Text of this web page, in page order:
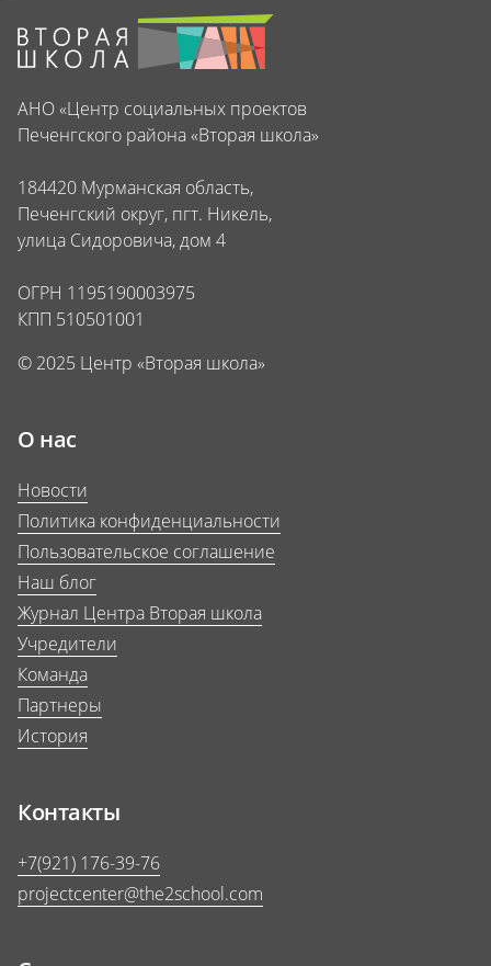
АНО «Центр социальных проектов
Печенгского района «Вторая школа»
184420 Мурманская область,
Печенгский округ, пгт. Никель,
улица Сидоровича, дом 4
ОГРН 1195190003975
КПП 510501001
© 2025 Центр «Вторая школа»
О нас
Новости
Политика конфиденциальности
Пользовательское соглашение
Наш блог
Журнал Центра Вторая школа
Учредители
Команда
Партнеры
История
Контакты
+7(921) 176-39-76
projectcenter@the2school.com